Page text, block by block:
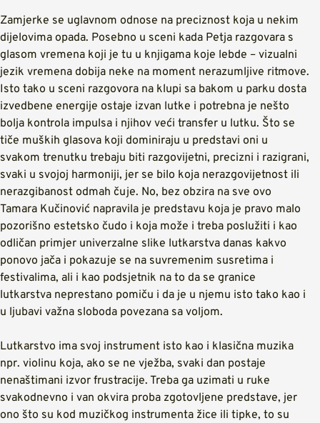
Zamjerke se uglavnom odnose na preciznost koja u nekim
dijelovima opada. Posebno u sceni kada Petja razgovara s
glasom vremena koji je tu u knjigama koje lebde – vizualni
jezik vremena dobija neke na moment nerazumljive ritmove.
Isto tako u sceni razgovora na klupi sa bakom u parku dosta
izvedbene energije ostaje izvan lutke i potrebna je nešto
bolja kontrola impulsa i njihov veći transfer u lutku. Što se
tiče muških glasova koji dominiraju u predstavi oni u
svakom trenutku trebaju biti razgovijetni, precizni i razigrani,
svaki u svojoj harmoniji, jer se bilo koja nerazgovijetnost ili
nerazgibanost odmah čuje. No, bez obzira na sve ovo
Tamara Kučinović napravila je predstavu koja je pravo malo
pozorišno estetsko čudo i koja može i treba poslužiti i kao
odličan primjer univerzalne slike lutkarstva danas kakvo
ponovo jača i pokazuje se na suvremenim susretima i
festivalima, ali i kao podsjetnik na to da se granice
lutkarstva neprestano pomiču i da je u njemu isto tako kao i
u ljubavi važna sloboda povezana sa voljom.
Lutkarstvo ima svoj instrument isto kao i klasična muzika
npr. violinu koja, ako se ne vježba, svaki dan postaje
nenaštimani izvor frustracije. Treba ga uzimati u ruke
svakodnevno i van okvira proba zgotovljene predstave, jer
ono što su kod muzičkog instrumenta žice ili tipke, to su